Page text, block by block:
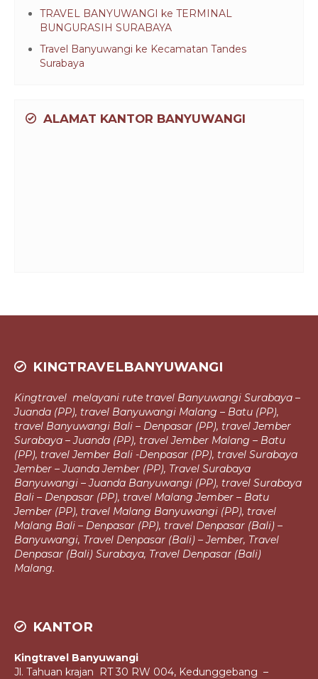
TRAVEL BANYUWANGI ke TERMINAL
BUNGURASIH SURABAYA
Travel Banyuwangi ke Kecamatan Tandes
Surabaya
ALAMAT KANTOR BANYUWANGI
KINGTRAVELBANYUWANGI
Kingtravel melayani rute travel Banyuwangi Surabaya –
Juanda (PP), travel Banyuwangi Malang – Batu (PP),
travel Banyuwangi Bali – Denpasar (PP), travel Jember
Surabaya – Juanda (PP), travel Jember Malang – Batu
(PP), travel Jember Bali -Denpasar (PP), travel Surabaya
Jember – Juanda Jember (PP), Travel Surabaya
Banyuwangi – Juanda Banyuwangi (PP), travel Surabaya
Bali – Denpasar (PP), travel Malang Jember – Batu
Jember (PP), travel Malang Banyuwangi (PP), travel
Malang Bali – Denpasar (PP), travel Denpasar (Bali) –
Banyuwangi, Travel Denpasar (Bali) – Jember, Travel
Denpasar (Bali) Surabaya, Travel Denpasar (Bali)
Malang.
KANTOR
Kingtravel Banyuwangi
Jl. Tahuan krajan RT 30 RW 004, Kedunggebang –